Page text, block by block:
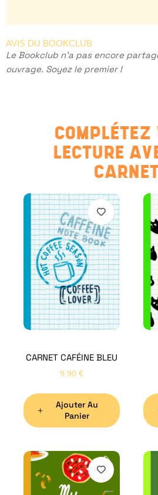
AVIS DU BOOKCLUB
Le Bookclub n'a pas encore
ouvrage. Soyez le premier !
COMPLÉTEZ
LECTURE
CARNET CAFÉINE BLEU
9,90 €
Ajouter Au
Panier